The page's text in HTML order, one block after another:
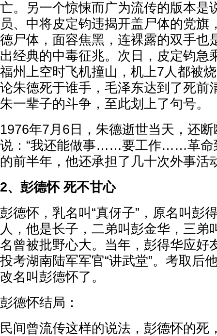
亡。另一个惊悚而广为流传的版本是
员、中将皮定钧违揭开盖尸体的党旗
德尸体，面容焦黑，连裸露的双手也
出经典的中毒征兆。次日，皮定钧急
福州上空时飞机撞山，机上7人都被
论朱德死于谁手，毛泽东达到了死前
朱一辈子的斗争，至此划上了句号。
1976年7月6日，朱德逝世当天，还
说：“我还能做事……要工作……革命
的前半年，他还承担了几十次外事活
2、彭德怀 死不甘心
彭德怀，乳名叫“真伢子”，原名叫彭
人，他是长子，二弟叫彭金华，三弟
名曾被批野心大。当年，彭得华应好
投考湖南陆军军官“讲武堂”。考取后
改名叫彭德怀了。
彭德怀结局：
民间曾流传这样的说法，彭德怀的死